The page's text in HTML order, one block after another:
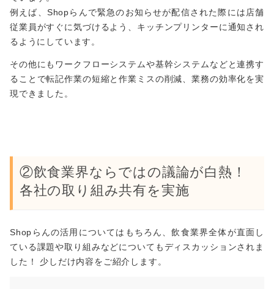
例えば、Shopらんで緊急のお知らせが配信された際には店舗
従業員がすぐに気づけるよう、キッチンプリンターに通知され
るようにしています。
その他にもワークフローシステムや基幹システムなどと連携す
ることで転記作業の短縮と作業ミスの削減、業務の効率化を実
現できました。
②飲食業界ならではの議論が白熱！
各社の取り組み共有を実施
Shopらんの活用についてはもちろん、飲食業界全体が直面し
ている課題や取り組みなどについてもディスカッションされま
した！ 少しだけ内容をご紹介します。